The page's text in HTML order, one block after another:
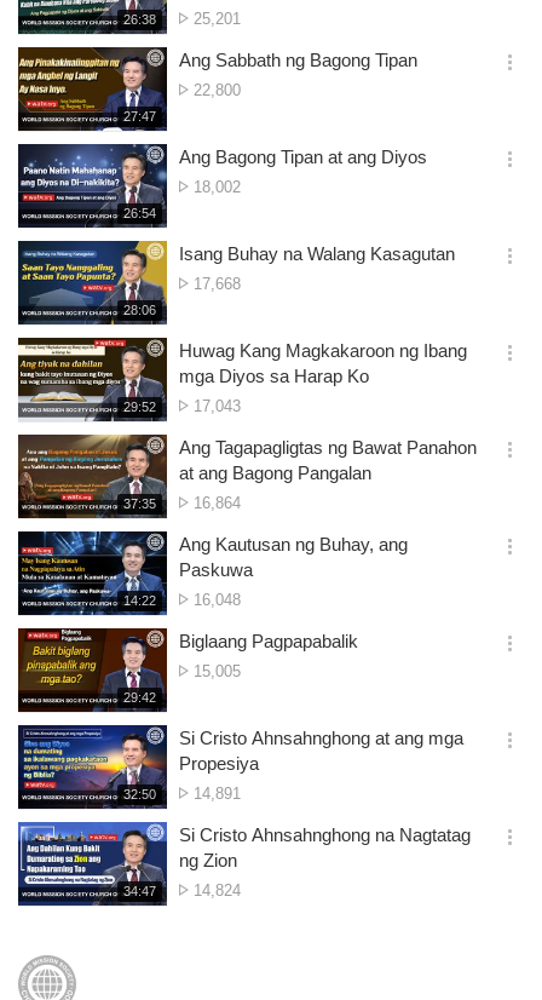
재
생
시
간
26:38
Bilang
Panonood
25,201
기
재
생
시
간
27:47
Ang Sabbath ng Bagong Tipan
Bilang
22,800
옵
기
재
생
시
간
26:54
Ang Bagong Tipan at ang Diyos
Bilang
18,002
옵
기
재
생
시
간
28:06
Isang Buhay na Walang Kasagutan
Bilang
17,668
옵
기
재
생
시
간
29:52
Huwag Kang Magkakaroon ng Ibang
mga Diyos sa Harap Ko
Bilang
Panonood
17,043
옵
기
재
생
시
간
37:35
Ang Tagapagligtas ng Bawat Panahon
at ang Bagong Pangalan
Bilang
Panonood
16,864
옵
기
재
생
시
간
14:22
Ang Kautusan ng Buhay, ang
Paskuwa
Bilang
Panonood
16,048
옵
기
재
생
시
간
29:42
Biglaang Pagpapabalik
Bilang
15,005
옵
기
재
생
시
간
32:50
Si Cristo Ahnsahnghong at ang mga
Propesiya
Bilang
Panonood
14,891
옵
기
재
생
34:47
Si Cristo Ahnsahnghong na Nagtatag
ng Zion
Bilang
14,824
옵